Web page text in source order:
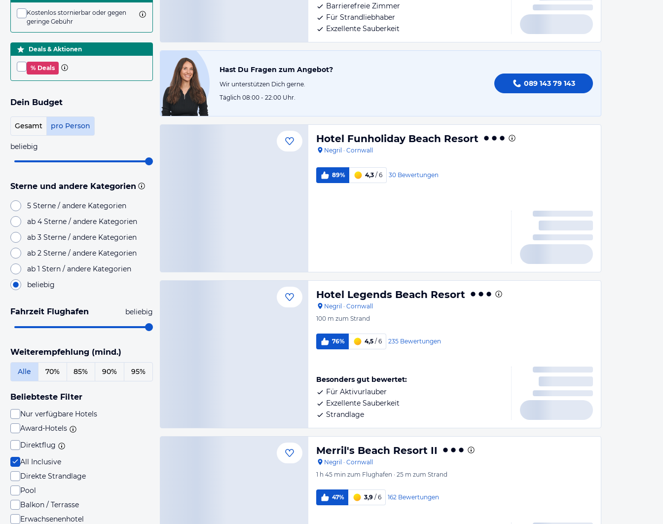
Kostenlos stornierbar oder gegen
geringe Gebühr
Deals & Aktionen
% Deals
Dein Budget
Gesamt pro Person
beliebig
Sterne und andere Kategorien
5 Sterne / andere Kategorien
ab 4 Sterne / andere Kategorien
ab 3 Sterne / andere Kategorien
ab 2 Sterne / andere Kategorien
ab 1 Stern / andere Kategorien
beliebig
Fahrzeit Flughafen beliebig
Weiterempfehlung (mind.)
Alle 70% 85% 90% 95%
Beliebteste Filter
Nur verfügbare Hotels
Award-Hotels
Direktflug
All Inclusive
Direkte Strandlage
Pool
Balkon / Terrasse
Erwachsenenhotel
Barrierefreie Zimmer
Für Strandliebhaber
Exzellente Sauberkeit
Hast Du Fragen zum Angebot?
Wir unterstützen Dich gerne.
Täglich 08:00 - 22:00 Uhr.
089 143 79 143
Hotel Funholiday Beach Resort
Negril · Cornwall
89% 4,3 / 6 30 Bewertungen
Hotel Legends Beach Resort
Negril · Cornwall
100 m zum Strand
76% 4,5 / 6 235 Bewertungen
Besonders gut bewertet:
Für Aktivurlauber
Exzellente Sauberkeit
Strandlage
Merril's Beach Resort II
Negril · Cornwall
1 h 45 min zum Flughafen · 25 m zum Strand
47% 3,9 / 6 162 Bewertungen